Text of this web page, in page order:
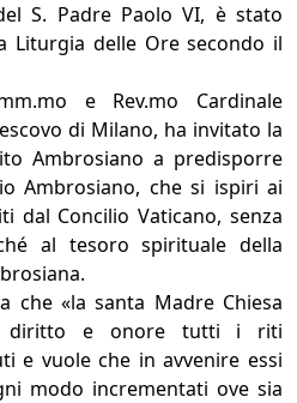
S. Padre Paolo VI, è stato
Liturgia delle Ore secondo il
e Rev.mo Cardinale
di Milano, ha invitato la
Ambrosiano a predisporre
Ambrosiano, che si ispiri ai
dal Concilio Vaticano, senza
al tesoro spirituale della
che «la santa Madre Chiesa
diritto e onore tutti i riti
e vuole che in avvenire essi
modo incrementati ove sia